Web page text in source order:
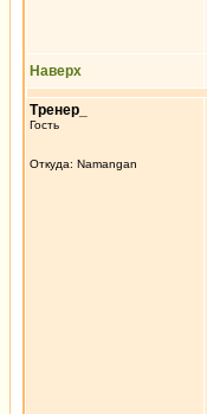
Наверх
Тренер_
Гость
Откуда: Namangan